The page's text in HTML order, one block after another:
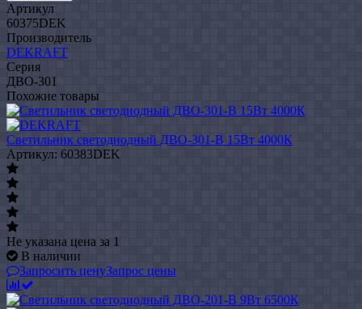
Артикул
60375DEK
Производитель
DEKRAFT
Серия
ДВО-301
Похожие товары
Светильник светодиодный ДВО-301-В 15Вт 4000К
Артикул: 60383DEK
Не указана цена за 1
В наличии
Запросить ценуЗапрос цены